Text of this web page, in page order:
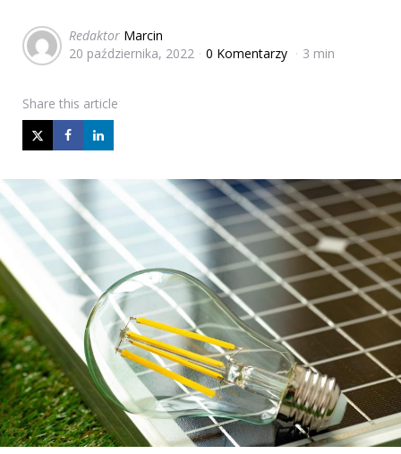
Posted
by
Redaktor Marcin
20 października, 2022
0 Komentarzy 3 min
Share this article